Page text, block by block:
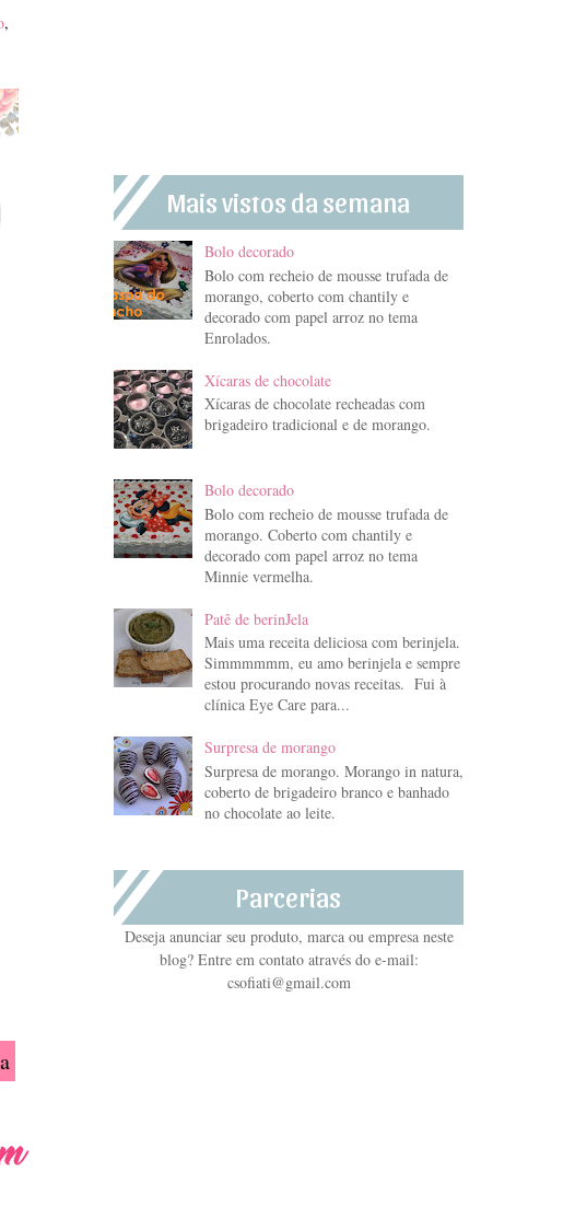
,
Mais vistos da semana
Bolo decorado
Bolo com recheio de mousse trufada de
morango, coberto com chantily e
decorado com papel arroz no tema
Enrolados.
Xícaras de chocolate
Xícaras de chocolate recheadas com
brigadeiro tradicional e de morango.
Bolo decorado
Bolo com recheio de mousse trufada de
morango. Coberto com chantily e
decorado com papel arroz no tema
Minnie vermelha.
Patê de berinJela
Mais uma receita deliciosa com berinjela.
Simmmmmm, eu amo berinjela e sempre
estou procurando novas receitas. Fui à
clínica Eye Care para...
Surpresa de morango
Surpresa de morango. Morango in natura,
coberto de brigadeiro branco e banhado
no chocolate ao leite.
Parcerias
Deseja anunciar seu produto, marca ou empresa neste
blog? Entre em contato através do e-mail:
csofiati@gmail.com